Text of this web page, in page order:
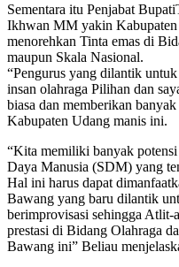
Sementara itu Penjabat
Ikhwan MM yakin
menorehkan Tinta emas di
maupun Skala Nasional.
“Pengurus yang dilantik
insan olahraga Pilihan dan
biasa dan memberikan
Kabupaten Udang manis ini.
“Kita memiliki banyak
Daya Manusia (SDM) yang
Hal ini harus dapat
Bawang yang baru dilantik
berimprovisasi sehingga
prestasi di Bidang Olahraga
Bawang ini” Beliau